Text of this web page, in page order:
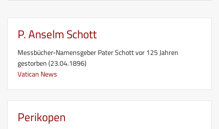
P. Anselm Schott
Messbücher-Namensgeber Pater Schott vor 125 Jahren
gestorben (23.04.1896)
Vatican News
Perikopen